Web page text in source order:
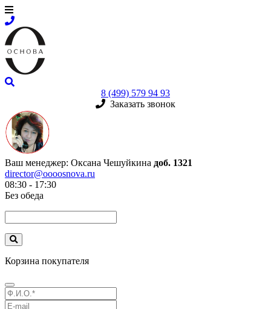
8 (499) 579 94 93
Заказать звонок
Ваш менеджер: Оксана Чешуйкина доб. 1321
director@oooosnova.ru
08:30 - 17:30
Без обеда
Корзина покупателя